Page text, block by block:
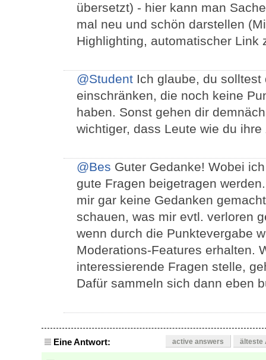
übersetzt) - hier kann man
mal neu und schön darstellen
Highlighting, automatischer Link
@Student Ich glaube, du
einschränken, die noch keine
haben. Sonst gehen dir
wichtiger, dass Leute wie du ihre
@Bes Guter Gedanke! Wobei
gute Fragen beigetragen
mir gar keine Gedanken
schauen, was mir evtl. verloren
wenn durch die Punktevergabe
Moderations-Features erhalten.
interessierende Fragen stelle,
Dafür sammeln sich dann eben
Eine Antwort: active answers älteste